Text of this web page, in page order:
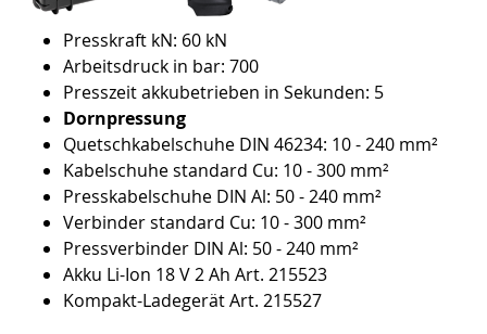
Presskraft kN: 60 kN
Arbeitsdruck in bar: 700
Presszeit akkubetrieben in Sekunden: 5
Dornpressung
Quetschkabelschuhe DIN 46234: 10 - 240 mm²
Kabelschuhe standard Cu: 10 - 300 mm²
Presskabelschuhe DIN Al: 50 - 240 mm²
Verbinder standard Cu: 10 - 300 mm²
Pressverbinder DIN Al: 50 - 240 mm²
Akku Li-Ion 18 V 2 Ah Art. 215523
Kompakt-Ladegerät Art. 215527